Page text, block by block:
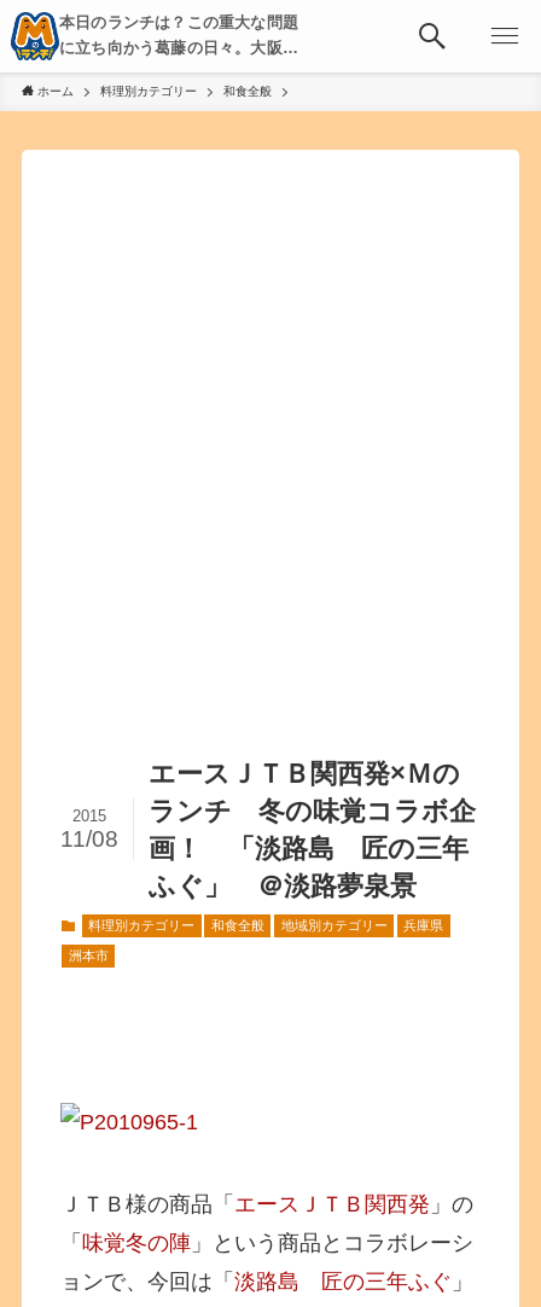
本日のランチは？この重大な問題
に立ち向かう葛藤の日々。大阪・
京都・神戸を中心とした食べ歩
き、飲み歩きを綴る。
ホーム 料理別カテゴリー 和食全般
エースＪＴＢ関西発×Ｍの
ランチ 冬の味覚コラボ企
画！ 「淡路島 匠の三年
ふぐ」 ＠淡路夢泉景
2015
11/08
料理別カテゴリー 和食全般 地域別カテゴリー 兵庫県
洲本市
ＪＴＢ様の商品「 エースＪＴＢ関西発 」の
「味覚冬の陣 」という商品とコラボレーシ
ョンで、今回は「淡路島 匠の三年ふぐ 」